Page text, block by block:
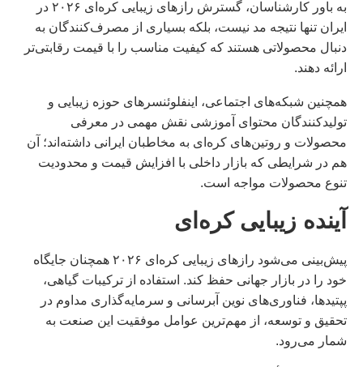
به باور کارشناسان، گسترش رازهای زیبایی کره‌ای ۲۰۲۶ در
ایران تنها نتیجه مد نیست، بلکه بسیاری از مصرف‌کنندگان به
دنبال محصولاتی هستند که کیفیت مناسب را با قیمت رقابتی‌تر
ارائه دهند.
همچنین شبکه‌های اجتماعی، اینفلوئنسرهای حوزه زیبایی و
تولیدکنندگان محتوای آموزشی نقش مهمی در معرفی
محصولات و روتین‌های کره‌ای به مخاطبان ایرانی داشته‌اند؛ آن
هم در شرایطی که بازار داخلی با افزایش قیمت و محدودیت
تنوع محصولات مواجه است.
آینده زیبایی کره‌ای
پیش‌بینی می‌شود رازهای زیبایی کره‌ای ۲۰۲۶ همچنان جایگاه
خود را در بازار جهانی حفظ کند. استفاده از ترکیبات گیاهی،
پپتیدها، فناوری‌های نوین آبرسانی و سرمایه‌گذاری مداوم در
تحقیق و توسعه، از مهم‌ترین عوامل موفقیت این صنعت به
شمار می‌رود.